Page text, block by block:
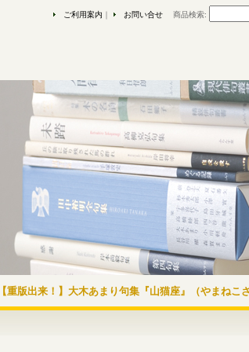
ご利用案内 お問い合せ 商品検索:
【重版出来！】大木あまり句集『山猫座』（やまねこ